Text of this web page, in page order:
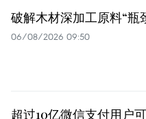
破解木材深加工原料“瓶
06/08/2026 09:50
超过10亿微信支付用户